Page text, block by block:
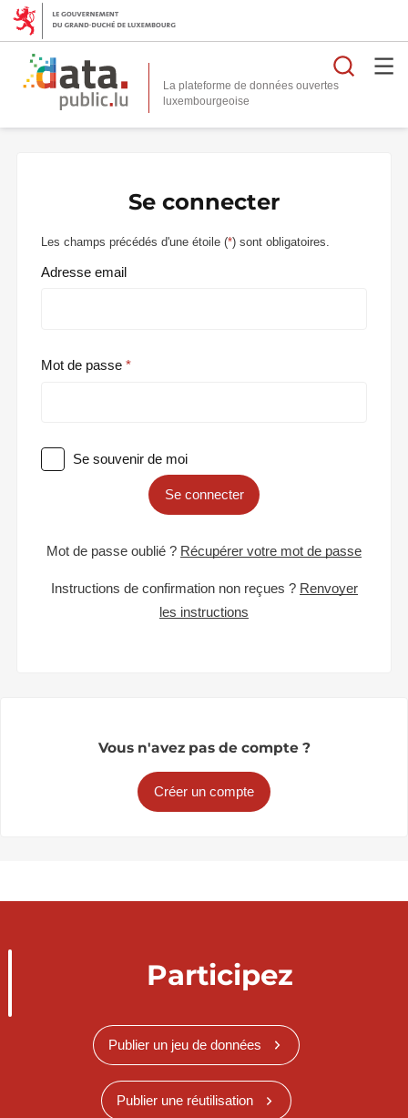
La plateforme de données ouvertes
Se connecter
Les champs précédés d'une étoile (*) sont obligatoires.
Adresse email
Mot de passe
Se souvenir de moi
Se connecter
Mot de passe oublié ? Récupérer votre mot de passe
Instructions de confirmation non reçues ? Renvoyer
les instructions
Vous n'avez pas de compte ?
Créer un compte
Participez
Publier un jeu de données
Publier une réutilisation